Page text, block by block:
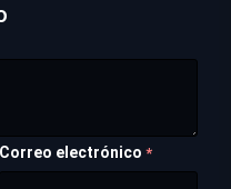
Correo electrónico *